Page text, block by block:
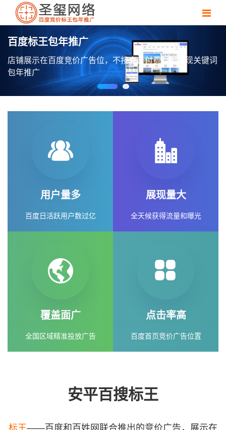
百度标王包年推广
店铺展示在百度竞价广告位，不按点击付费，可实现关键词
包年推广
用户量多
百度日活跃用户数过亿
展现量大
全天候获得流量和曝光
覆盖面广
全国区域精准投放广告
点击率高
百度首页竞价广告位置
安平百搜标王
标王——百度和百姓网联合推出的竞价广告，展示在